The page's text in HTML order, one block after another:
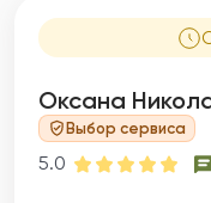
механизмы
стараниями,
Оксана
Выбор сервиса
5.0